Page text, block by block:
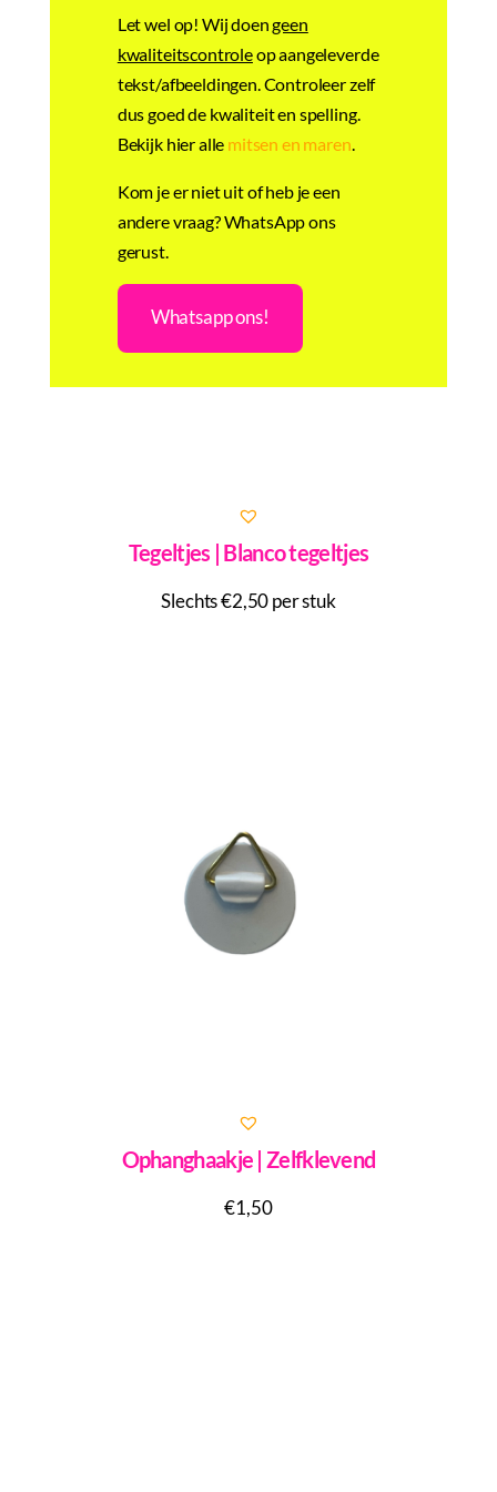
Tegeltjes | Blanco tegeltjes
Slechts €2,50 per stuk
Ophanghaakje | Zelfklevend
€1,50
Let wel op! Wij doengeen
kwaliteitscontroleop aangeleverde
tekst/afbeeldingen. Controleer zelf
dus goed de kwaliteit en spelling.
Bekijk hier alle mitsen en maren.
Kom je er niet uit of heb je een
andere vraag? WhatsApp ons
gerust.
Whatsapp ons!